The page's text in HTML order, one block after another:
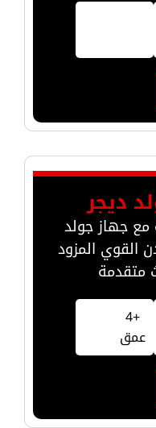
ديجر
مع جهاز جولد
القوي المزود
متقدمة
+4
عمق